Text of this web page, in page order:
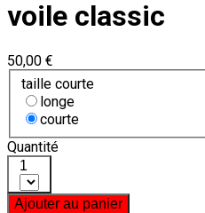
voile classic
50,00 €
taille courte
longe
courte
Quantité
1
Ajouter au panier